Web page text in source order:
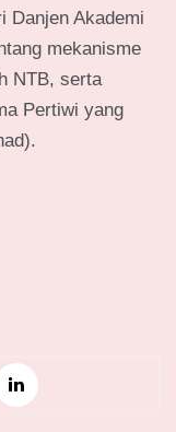
Danjen Akademi
mekanisme
NTB, serta
Pertiwi yang